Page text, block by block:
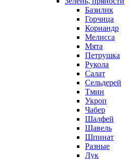
Базилик
Горчица
Кориандр
Мелисса
Мята
Петрушка
Рукола
Салат
Сельдерей
Тмин
Укроп
Чабер
Шалфей
Щавель
Шпинат
Разные
Лук